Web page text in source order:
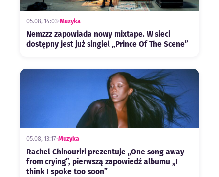
05.08, 14:03•Muzyka
Nemzzz zapowiada nowy mixtape. W sieci
dostępny jest już singiel „Prince Of The Scene”
05.08, 13:17•Muzyka
Rachel Chinouriri prezentuje „One song away
from crying”, pierwszą zapowiedź albumu „I
think I spoke too soon”